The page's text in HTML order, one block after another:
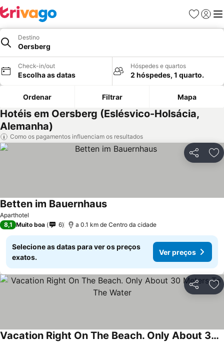
Favoritos
Iniciar
Destino
Oersberg
Check-in/out
Escolha as datas
Hóspedes e quartos
2 hóspedes, 1 quarto.
Ordenar Filtrar Mapa
Hotéis em Oersberg (Eslésvico-Holsácia,
Alemanha)
Como os pagamentos influenciam os resultados
Partilhar
Aparthotel
Betten im Bauernhaus
8,1 Muito boa 6 a 0.1 km de Centro da cidade
Selecione as datas para ver os preços
exatos.
Ver preços
Partilhar
Vacation Right On The Beach. Only About 30 Meters To The Water